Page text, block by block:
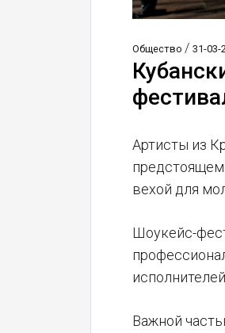
Общество /31-03-
Артисты из
предстоящем
вехой для
Шоукейс-
Важной